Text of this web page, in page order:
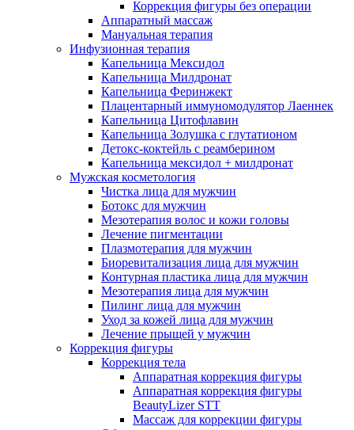
Коррекция фигуры без операции
Аппаратный массаж
Мануальная терапия
Инфузионная терапия
Капельница Мексидол
Капельница Милдронат
Капельница Феринжект
Плацентарный иммуномодулятор Лаеннек
Капельница Цитофлавин
Капельница Золушка с глутатионом
Детокс-коктейль с реамберином
Капельница мексидол + милдронат
Мужская косметология
Чистка лица для мужчин
Ботокс для мужчин
Мезотерапия волос и кожи головы
Лечение пигментации
Плазмотерапия для мужчин
Биоревитализация лица для мужчин
Контурная пластика лица для мужчин
Мезотерапия лица для мужчин
Пилинг лица для мужчин
Уход за кожей лица для мужчин
Лечение прыщей у мужчин
Коррекция фигуры
Коррекция тела
Аппаратная коррекция фигуры
Аппаратная коррекция фигуры
BeautyLizer STT
Массаж для коррекции фигуры